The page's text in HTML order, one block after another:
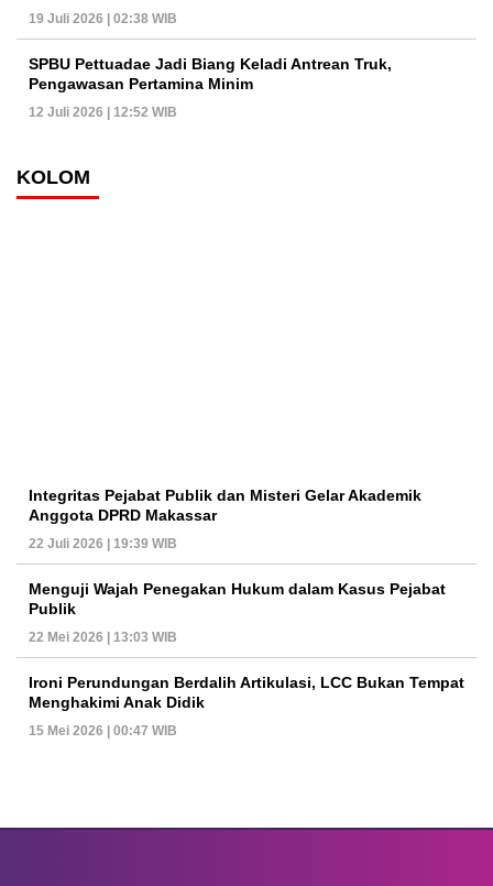
19 Juli 2026 | 02:38 WIB
SPBU Pettuadae Jadi Biang Keladi Antrean Truk,
Pengawasan Pertamina Minim
12 Juli 2026 | 12:52 WIB
KOLOM
Integritas Pejabat Publik dan Misteri Gelar Akademik
Anggota DPRD Makassar
22 Juli 2026 | 19:39 WIB
Menguji Wajah Penegakan Hukum dalam Kasus Pejabat
Publik
22 Mei 2026 | 13:03 WIB
Ironi Perundungan Berdalih Artikulasi, LCC Bukan Tempat
Menghakimi Anak Didik
15 Mei 2026 | 00:47 WIB